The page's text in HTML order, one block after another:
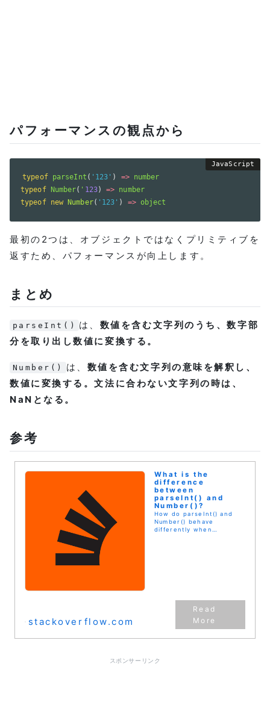
パフォーマンスの観点から
typeof parseInt ( '123' ) =>
typeof Number( ' 123) =>
number
typeof new Number( '123' ) => object
最初の2つは、オブジェクトではなくプリミティブを
返すため、パフォーマンスが向上します。
まとめ
parseInt() は、 数値を含む文字列のうち、数字部
分を取り出し数値に変換する。
Number() は、 数値を含む文字列の意味を解釈し、
数値に変換する。文法に合わない文字列の時は、
NaNとなる。
参考
What is the
difference
between
parseInt() and
Number()?
How do parseInt() and
Number() behave
differently when
stackoverflow.com
スポンサーリンク